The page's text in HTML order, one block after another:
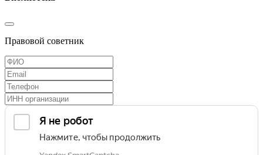
Правовой советник